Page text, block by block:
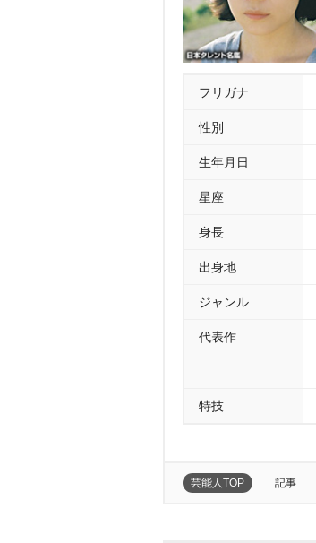
フリガナ
性別
生年月日
星座
身長
出身地
ジャンル
代表作
特技
芸能人TOP 記事